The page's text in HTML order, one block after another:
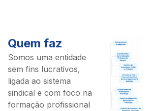
Quem faz
Somos uma entidade
sem fins lucrativos,
ligada ao sistema
sindical e com foco na
formação profissional